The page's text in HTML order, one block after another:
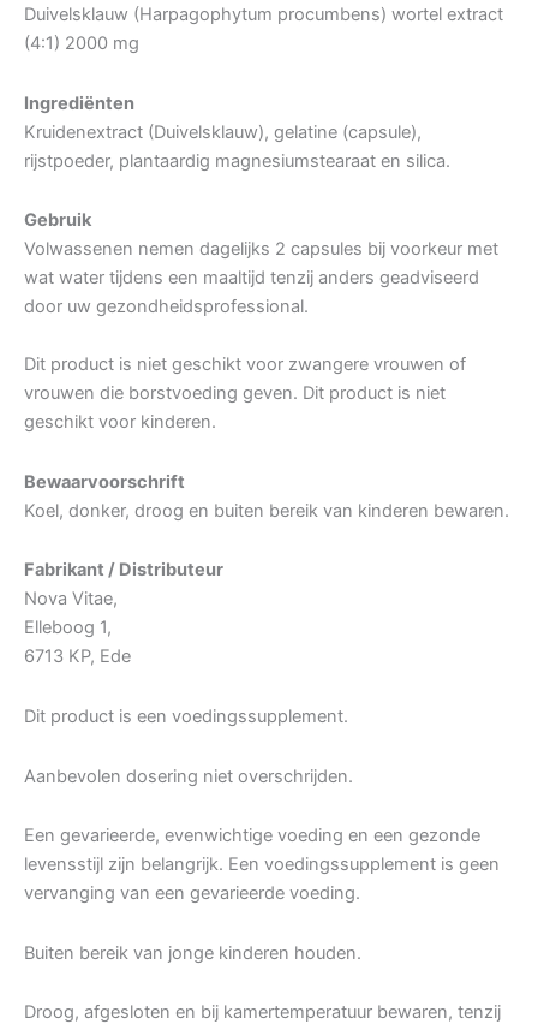
Duivelsklauw (Harpagophytum procumbens) wortel extract
(4:1) 2000 mg
Ingrediënten
Kruidenextract (Duivelsklauw), gelatine (capsule),
rijstpoeder, plantaardig magnesiumstearaat en silica.
Gebruik
Volwassenen nemen dagelijks 2 capsules bij voorkeur met
wat water tijdens een maaltijd tenzij anders geadviseerd
door uw gezondheidsprofessional.
Dit product is niet geschikt voor zwangere vrouwen of
vrouwen die borstvoeding geven. Dit product is niet
geschikt voor kinderen.
Bewaarvoorschrift
Koel, donker, droog en buiten bereik van kinderen bewaren.
Fabrikant / Distributeur
Nova Vitae,
Elleboog 1,
6713 KP, Ede
Dit product is een voedingssupplement.
Aanbevolen dosering niet overschrijden.
Een gevarieerde, evenwichtige voeding en een gezonde
levensstijl zijn belangrijk. Een voedingssupplement is geen
vervanging van een gevarieerde voeding.
Buiten bereik van jonge kinderen houden.
Droog, afgesloten en bij kamertemperatuur bewaren, tenzij